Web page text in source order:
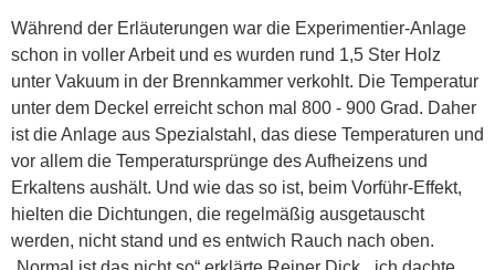
Während der Erläuterungen war die Experimentier-Anlage
schon in voller Arbeit und es wurden rund 1,5 Ster Holz
unter Vakuum in der Brennkammer verkohlt. Die Temperatur
unter dem Deckel erreicht schon mal 800 - 900 Grad. Daher
ist die Anlage aus Spezialstahl, das diese Temperaturen und
vor allem die Temperatursprünge des Aufheizens und
Erkaltens aushält. Und wie das so ist, beim Vorführ-Effekt,
hielten die Dichtungen, die regelmäßig ausgetauscht
werden, nicht stand und es entwich Rauch nach oben.